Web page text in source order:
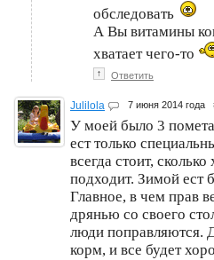
обследовать
А Вы витамины
хватает чего-то
↑ Ответить
Julilola 7 июня 2014 года
У моей было 3
ест только
всегда стоит, сколько
подходит. Зимой ест
Главное, в чем прав
дрянью со своего
люди поправляются.
корм, и все будет